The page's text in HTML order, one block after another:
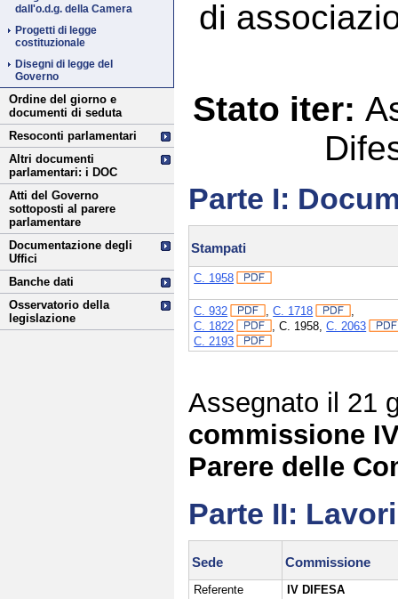
dall'o.d.g. della Camera
Progetti di legge
costituzionale
Disegni di legge del
Governo
Ordine del giorno e
documenti di seduta
Resoconti parlamentari
Altri documenti
parlamentari: i DOC
Atti del Governo
sottoposti al parere
parlamentare
Documentazione degli
Uffici
Banche dati
Osservatorio della
legislazione
di
Stato iter:
Parte I:
Stampati
C. 1958
C. 932 ,C. 1718
C. 1822
,C. 1958 ,C. 2063
C. 2193
Assegnato il 21
commissione
Parere delle
Parte II:
Sede Commissione
Referente IV DIFESA